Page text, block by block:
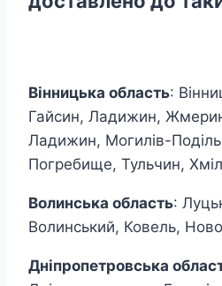
Вінницька область:
Гайсин, Ладижин,
Ладижин, Могилів-
Погребище, Тульчин,
Волинська область:
Волинський, Ковель,
Дніпропетровська